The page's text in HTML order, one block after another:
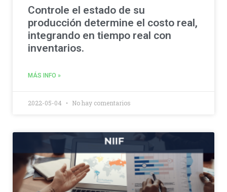
Controle el estado de su
producción determine el costo real,
integrando en tiempo real con
inventarios.
MÁS INFO »
2022-05-04 No hay comentarios